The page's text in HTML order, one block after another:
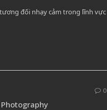
đối nhạy cảm trong lĩnh vực
0